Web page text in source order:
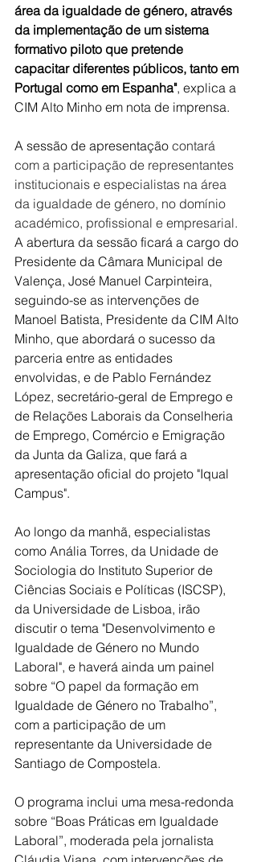
área da igualdade de género, através
da implementação de um sistema
formativo piloto que pretende
capacitar diferentes públicos, tanto em
Portugal como em Espanha", explica a
CIM Alto Minho em nota de imprensa.
A sessão de apresentação contará
com a participação de representantes
institucionais e especialistas na área
da igualdade de género, no domínio
académico, profissional e empresarial.
A abertura da sessão ficará a cargo do
Presidente da Câmara Municipal de
Valença, José Manuel Carpinteira,
seguindo-se as intervenções de
Manoel Batista, Presidente da CIM Alto
Minho, que abordará o sucesso da
parceria entre as entidades
envolvidas, e de Pablo Fernández
López, secretário-geral de Emprego e
de Relações Laborais da Conselheria
de Emprego, Comércio e Emigração
da Junta da Galiza, que fará a
apresentação oficial do projeto "Iqual
Campus".
Ao longo da manhã, especialistas
como Anália Torres, da Unidade de
Sociologia do Instituto Superior de
Ciências Sociais e Políticas (ISCSP),
da Universidade de Lisboa, irão
discutir o tema "Desenvolvimento e
Igualdade de Género no Mundo
Laboral", e haverá ainda um painel
sobre “O papel da formação em
Igualdade de Género no Trabalho”,
com a participação de um
representante da Universidade de
Santiago de Compostela.
O programa inclui uma mesa-redonda
sobre “Boas Práticas em Igualdade
Laboral”, moderada pela jornalista